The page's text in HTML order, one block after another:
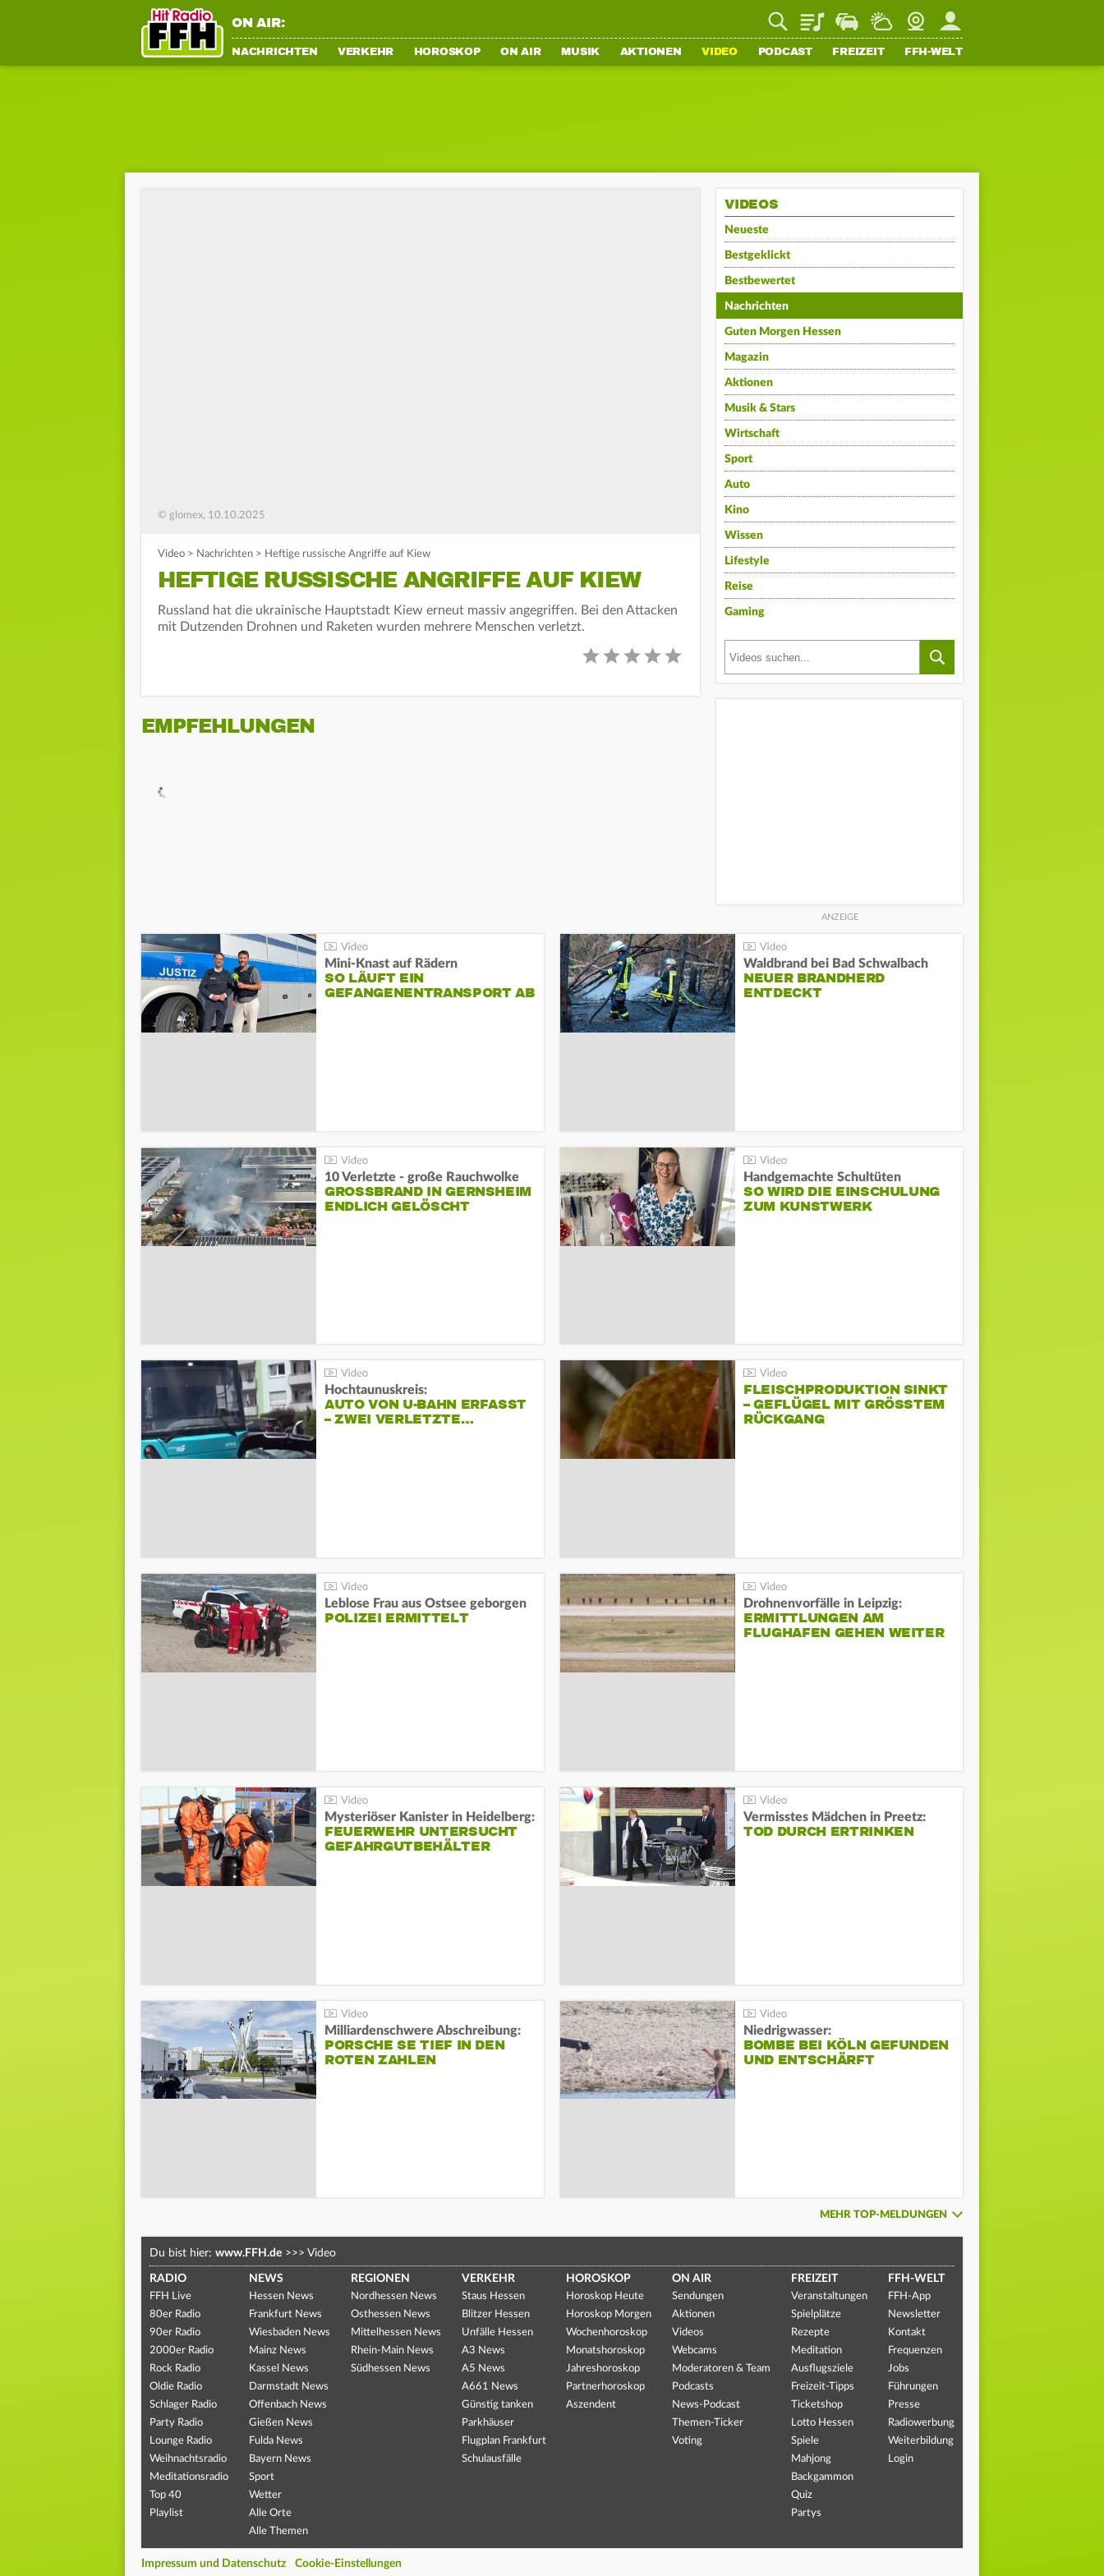
ON AIR: PlaylistStaupilotWetterWebcamMein FFH
NACHRICHTEN VERKEHR HOROSKOP ON AIR MUSIK AKTIONEN VIDEO PODCAST FREIZEIT FFH-WELT
© glomex, 10.10.2025
Video > Nachrichten > Heftige russische Angriffe auf Kiew
HEFTIGE RUSSISCHE ANGRIFFE AUF KIEW
Russland hat die ukrainische Hauptstadt Kiew erneut massiv angegriffen. Bei den Attacken
mit Dutzenden Drohnen und Raketen wurden mehrere Menschen verletzt.
EMPFEHLUNGEN
VIDEOS
Neueste
Bestgeklickt
Bestbewertet
Nachrichten
Guten Morgen Hessen
Magazin
Aktionen
Musik & Stars
Wirtschaft
Sport
Auto
Kino
Wissen
Lifestyle
Reise
Gaming
Mini-Knast auf Rädern
SO LÄUFT EIN
GEFANGENENTRANSPORT AB
Waldbrand bei Bad Schwalbach
NEUER BRANDHERD
ENTDECKT
10 Verletzte - große Rauchwolke
GROSSBRAND IN GERNSHEIM E
NDLICH GELÖSCHT
Handgemachte Schultüten
SO WIRD DIE EINSCHULUNG
ZUM KUNSTWERK
Hochtaunuskreis:
AUTO VON U-BAHN ERFASST
– ZWEI VERLETZTE…
FLEISCHPRODUKTION SINKT
– GEFLÜGEL MIT GRÖSSTEM R
ÜCKGANG
Leblose Frau aus Ostsee geborgen
POLIZEI ERMITTELT
Drohnenvorfälle in Leipzig:
ERMITTLUNGEN AM
FLUGHAFEN GEHEN WEITER
Mysteriöser Kanister in Heidelberg:
FEUERWEHR UNTERSUCHT
GEFAHRGUTBEHÄLTER
Vermisstes Mädchen in Preetz:
TOD DURCH ERTRINKEN
Milliardenschwere Abschreibung:
PORSCHE SE TIEF IN DEN
ROTEN ZAHLEN
Niedrigwasser:
BOMBE BEI KÖLN GEFUNDEN
UND ENTSCHÄRFT
MEHR TOP-MELDUNGEN
Du bist hier: www.FFH.de >>> Video
RADIO
FFH Live
80er Radio
90er Radio
2000er Radio
Rock Radio
Oldie Radio
Schlager Radio
Party Radio
Lounge Radio
Weihnachtsradio
Meditationsradio
Top 40
Playlist
NEWS
Hessen News
Frankfurt News
Wiesbaden News
Mainz News
Kassel News
Darmstadt News
Offenbach News
Gießen News
Fulda News
Bayern News
Sport
Wetter
Alle Orte
Alle Themen
REGIONEN
Nordhessen News
Osthessen News
Mittelhessen News
Rhein-Main News
Südhessen News
VERKEHR
Staus Hessen
Blitzer Hessen
Unfälle Hessen
A3 News
A5 News
A661 News
Günstig tanken
Parkhäuser
Flugplan Frankfurt
Schulausfälle
HOROSKOP
Horoskop Heute
Horoskop Morgen
Wochenhoroskop
Monatshoroskop
Jahreshoroskop
Partnerhoroskop
Aszendent
ON AIR
Sendungen
Aktionen
Videos
Webcams
Moderatoren & Team
Podcasts
News-Podcast
Themen-Ticker
Voting
FREIZEIT
Veranstaltungen
Spielplätze
Rezepte
Meditation
Ausflugsziele
Freizeit-Tipps
Ticketshop
Lotto Hessen
Spiele
Mahjong
Backgammon
Quiz
Partys
FFH-WELT
FFH-App
Newsletter
Kontakt
Frequenzen
Jobs
Führungen
Presse
Radiowerbung
Weiterbildung
Login
Impressum und Datenschutz Cookie-Einstellungen